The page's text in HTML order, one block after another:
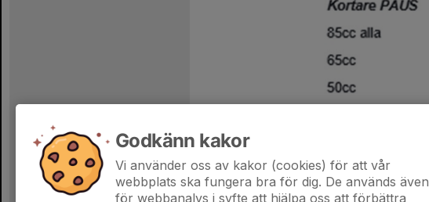
Godkänn kakor
Vi använder oss av kakor (cookies) för att vår
webbplats ska fungera bra för dig. De används även
för webbanalys i syfte att hjälpa oss att förbättra